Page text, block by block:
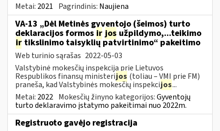
Metai: 2021 Pagrindinis: Naujiena
VA-13 „Dėl Metinės gyventojo (šeimos) turto
deklaracijos formos ir jos užpildymo,...teikimo
ir tikslinimo taisyklių patvirtinimo“ pakeitimo
Web turinio sąrašas 2022-05-03
Valstybinė mokesčių inspekcija prie Lietuvos
Respublikos finansų ministerijos (toliau – VMI prie FM)
praneša, kad Valstybinės mokesčių inspekcijos...
Metai: 2022 Mokesčių žinyno kategorijos:Gyventojų
turto deklaravimo įstatymo pakeitimai nuo 2022m.
Registruoto gavėjo registracija